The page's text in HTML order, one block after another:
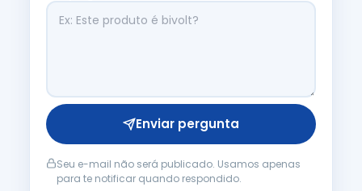
Enviar pergunta
Seu e-mail não será publicado. Usamos apenas
para te notificar quando respondido.